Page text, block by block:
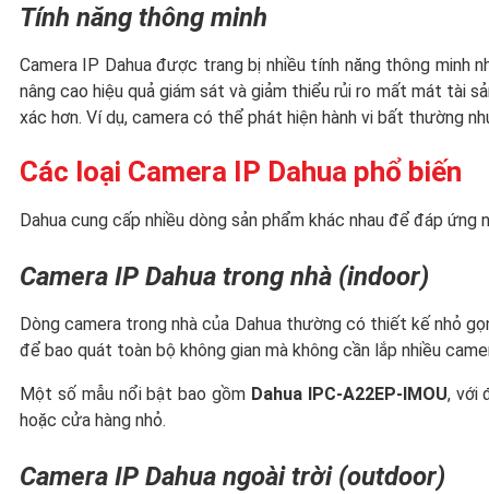
Tính năng thông minh
Camera IP Dahua được trang bị nhiều tính năng thông minh
nâng cao hiệu quả giám sát và giảm thiểu rủi ro mất mát tài
xác hơn. Ví dụ, camera có thể phát hiện hành vi bất thường
Các loại Camera IP Dahua phổ biến
Dahua cung cấp nhiều dòng sản phẩm khác nhau để đáp
Camera IP Dahua trong nhà (indoor)
Dòng camera trong nhà của Dahua thường có thiết kế nhỏ
để bao quát toàn bộ không gian mà không cần lắp nhiều
Một số mẫu nổi bật bao gồm Dahua IPC-A22EP-IMOU, với
hoặc cửa hàng nhỏ.
Camera IP Dahua ngoài trời (outdoor)